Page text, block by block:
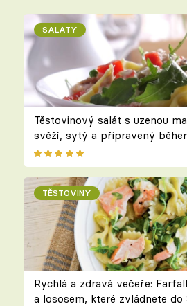
SALÁTY
Těstovinový salát s uzenou
svěží, sytý a připravený
TĚSTOVINY
Rychlá a zdravá večeře:
a lososem, které zvládnete do